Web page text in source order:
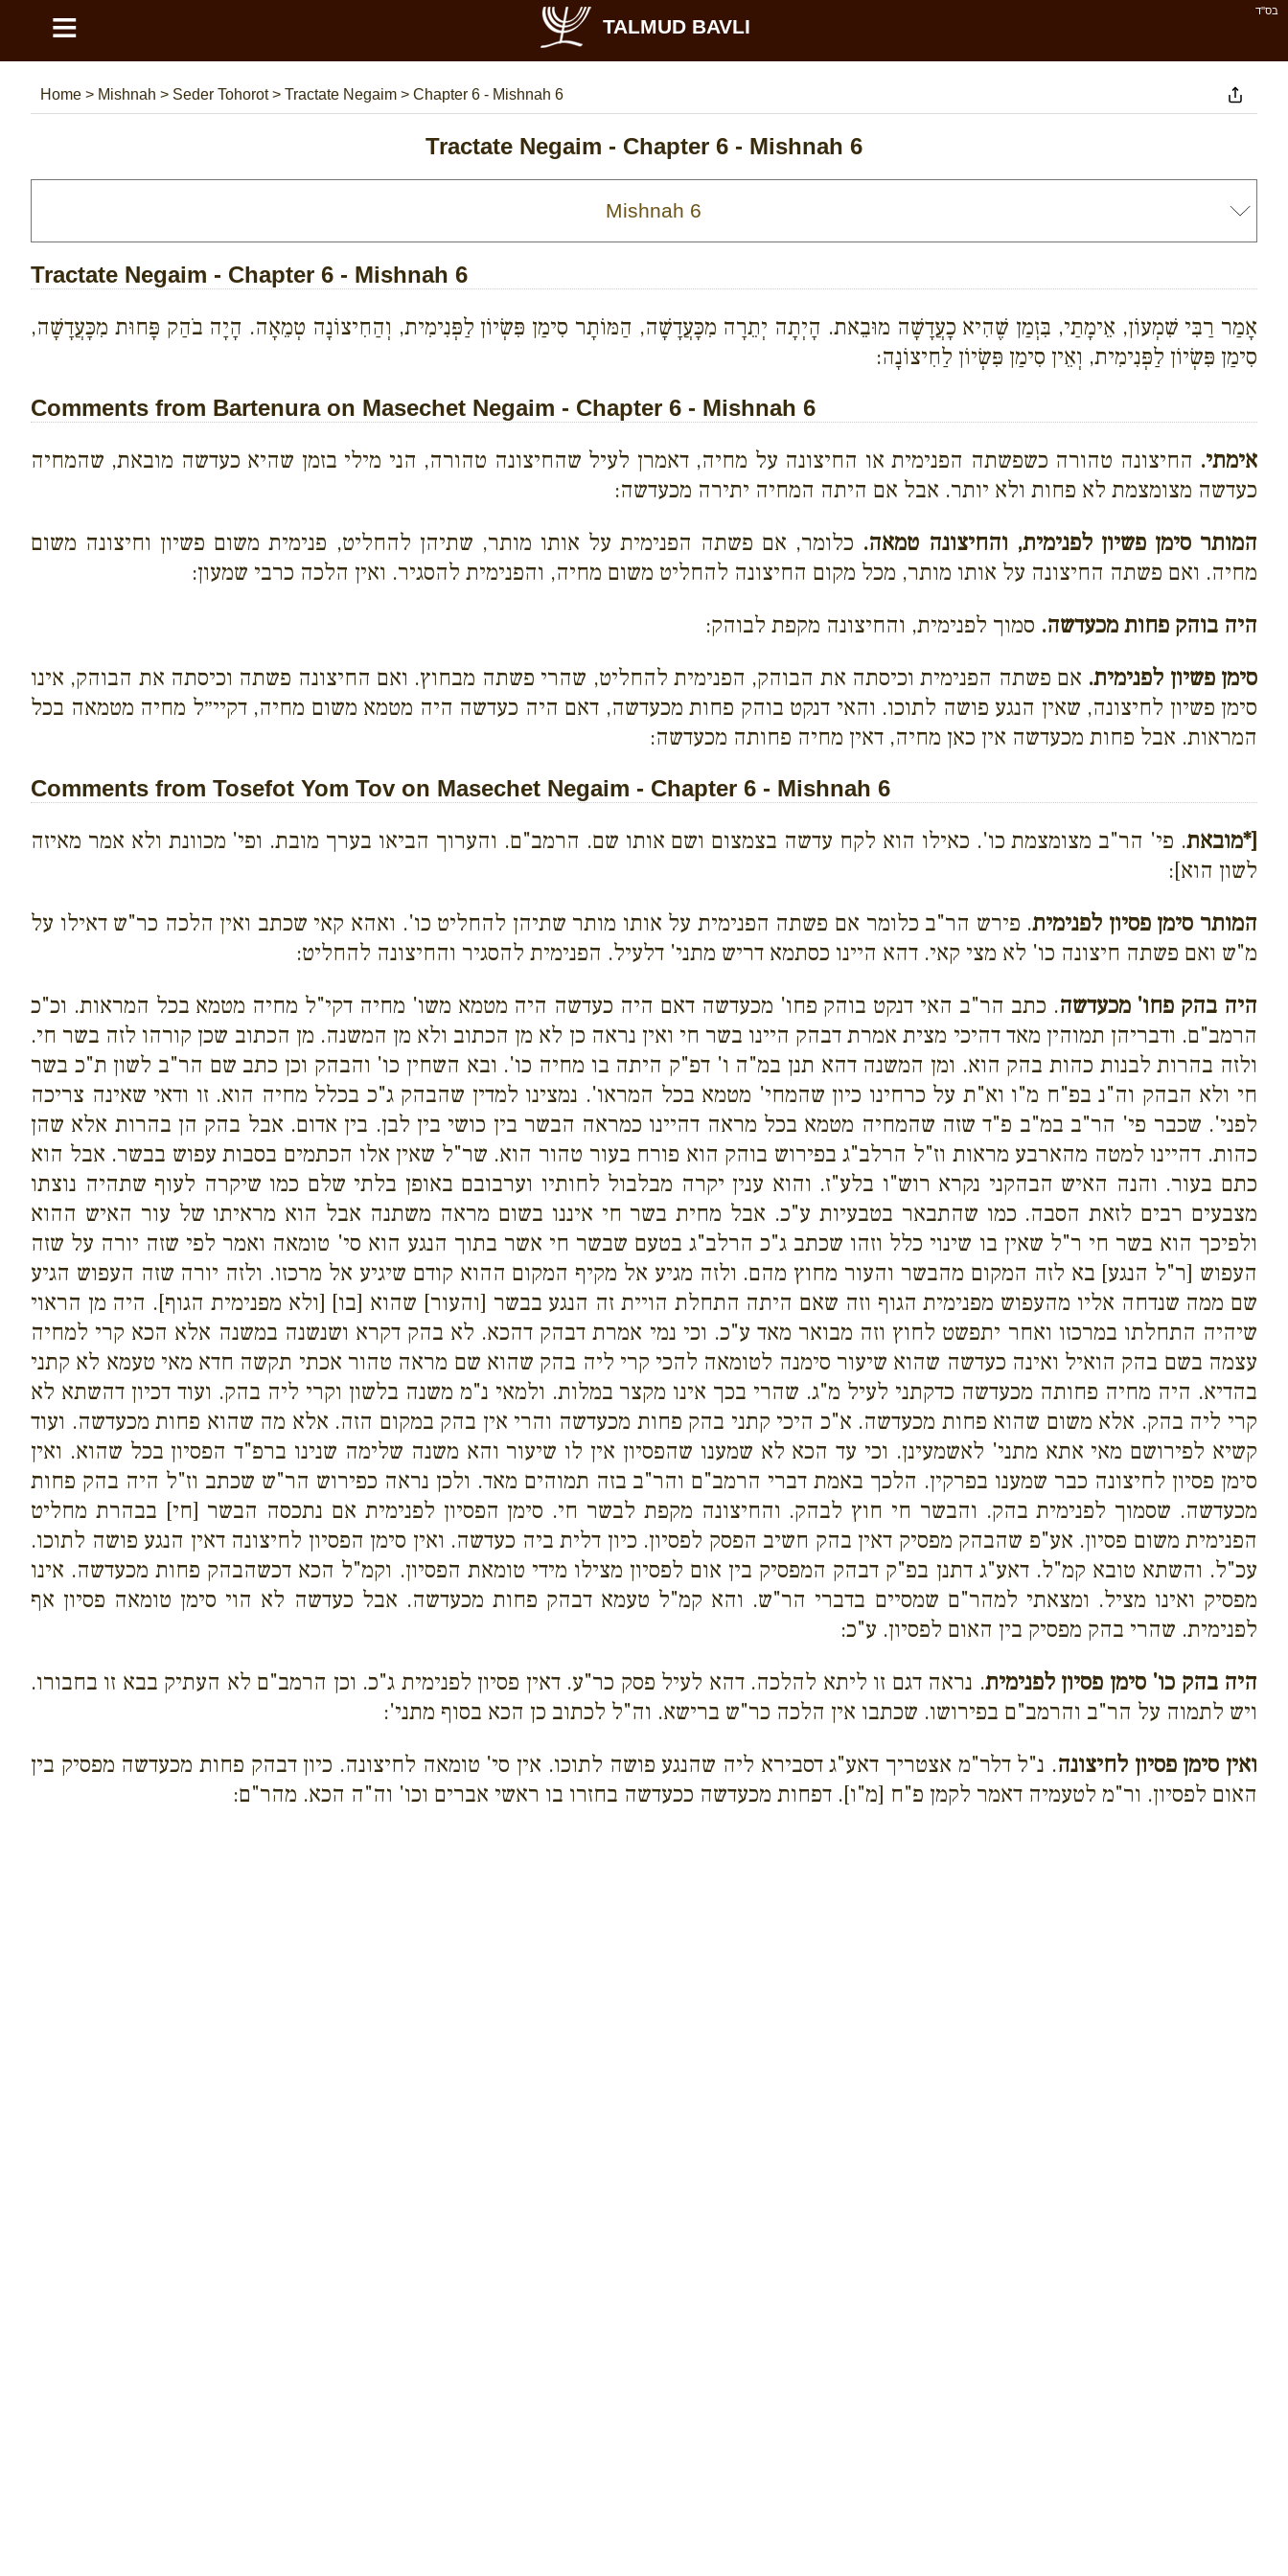
בס''ד ≡ TALMUD BAVLI
Home > Mishnah > Seder Tohorot> Tractate Negaim > Chapter 6 - Mishnah 6
Tractate Negaim - Chapter 6 - Mishnah 6
Tractate Negaim - Chapter 6 - Mishnah 6
אָמַר רַבִּי שִׁמְעוֹן, אֵימָתַי, בִּזְמַן שֶׁהִיא כָעֲדָשָׁה מוּבֵאת. הָיְתָה יְתֵרָה מִכָּעֲדָשָׁה, הַמּוֹתָר סִימַן פִּשְׂיוֹן לַפְּנִימִית, וְהַחִיצוֹנָה טְמֵאָה. הָיָה בֹהַק פָּחוּת מִכָּעֲדָשָׁה,
סִימַן פִּשְׂיוֹן לַפְּנִימִית, וְאֵין סִימַן פִּשְׂיוֹן לַחִיצוֹנָה:
Comments from Bartenura on Masechet Negaim - Chapter 6 - Mishnah 6
אימתי. החיצונה טהורה כשפשתה הפנימית או החיצונה על מחיה, דאמרן לעיל שהחיצונה טהורה, הני מילי בזמן שהיא כעדשה מובאת, שהמחיה
כעדשה מצומצמת לא פחות ולא יותר. אבל אם היתה המחיה יתירה מכעדשה:
המותר סימן פשיון לפנימית, והחיצונה טמאה. כלומר, אם פשתה הפנימית על אותו מותר, שתיהן להחליט, פנימית משום פשיון וחיצונה משום
מחיה. ואם פשתה החיצונה על אותו מותר, מכל מקום החיצונה להחליט משום מחיה, והפנימית להסגיר. ואין הלכה כרבי שמעון:
היה בוהק פחות מכעדשה. סמוך לפנימית, והחיצונה מקפת לבוהק:
סימן פשיון לפנימית. אם פשתה הפנימית וכיסתה את הבוהק, הפנימית להחליט, שהרי פשתה מבחוץ. ואם החיצונה פשתה וכיסתה את הבוהק, אינו
סימן פשיון לחיצונה, שאין הנגע פושה לתוכו. והאי דנקט בוהק פחות מכעדשה, דאם היה כעדשה היה מטמא משום מחיה, דקיי״ל מחיה מטמאה בכל
המראות. אבל פחות מכעדשה אין כאן מחיה, דאין מחיה פחותה מכעדשה:
Comments from Tosefot Yom Tov on Masechet Negaim - Chapter 6 - Mishnah 6
[*מובאת. פי' הר"ב מצומצמת כו'. כאילו הוא לקח עדשה בצמצום ושם אותו שם. הרמב"ם. והערוך הביאו בערך מובת. ופי' מכוונת ולא אמר מאיזה
לשון הוא]:
המותר סימן פסיון לפנימית. פירש הר"ב כלומר אם פשתה הפנימית על אותו מותר שתיהן להחליט כו'. ואהא קאי שכתב ואין הלכה כר"ש דאילו על
מ"ש ואם פשתה חיצונה כו' לא מצי קאי. דהא היינו כסתמא דריש מתני' דלעיל. הפנימית להסגיר והחיצונה להחליט:
היה בהק פחו' מכעדשה. כתב הר"ב האי דנקט בוהק פחו' מכעדשה דאם היה כעדשה היה מטמא משו' מחיה דקי"ל מחיה מטמא בכל המראות. וכ"כ
הרמב"ם. ודבריהן תמוהין מאד דהיכי מצית אמרת דבהק היינו בשר חי ואין נראה כן לא מן הכתוב ולא מן המשנה. מן הכתוב שכן קורהו לזה בשר חי.
ולזה בהרות לבנות כהות בהק הוא. ומן המשנה דהא תנן במ"ה ו' דפ"ק היתה בו מחיה כו'. ובא השחין כו' והבהק וכן כתב שם הר"ב לשון ת"כ בשר
חי ולא הבהק וה"נ בפ"ח מ"ו וא"ת על כרחינו כיון שהמחי' מטמא בכל המראו'. נמצינו למדין שהבהק ג"כ בכלל מחיה הוא. זו ודאי שאינה צריכה
לפני'. שכבר פי' הר"ב במ"ב פ"ד שזה שהמחיה מטמא בכל מראה דהיינו כמראה הבשר בין כושי בין לבן. בין אדום. אבל בהק הן בהרות אלא שהן
כהות. דהיינו למטה מהארבע מראות וז"ל הרלב"ג בפירוש בוהק הוא פורח בעור טהור הוא. שר"ל שאין אלו הכתמים בסבות עפוש בבשר. אבל הוא
כתם בעור. והנה האיש הבהקני נקרא רוש"ו בלע"ז. והוא ענין יקרה מבלבול לחותיו וערבובם באופן בלתי שלם כמו שיקרה לעוף שתהיה נוצתו
מצבעים רבים לזאת הסבה. כמו שהתבאר בטבעיות ע"כ. אבל מחית בשר חי איננו בשום מראה משתנה אבל הוא מראיתו של עור האיש ההוא
ולפיכך הוא בשר חי ר"ל שאין בו שינוי כלל וזהו שכתב ג"כ הרלב"ג בטעם שבשר חי אשר בתוך הנגע הוא סי' טומאה ואמר לפי שזה יורה על שזה
העפוש [ר"ל הנגע] בא לזה המקום מהבשר והעור מחוץ מהם. ולזה מגיע אל מקיף המקום ההוא קודם שיגיע אל מרכזו. ולזה יורה שזה העפוש הגיע
שם ממה שנדחה אליו מהעפוש מפנימית הגוף וזה שאם היתה התחלת הויית זה הנגע בבשר [והעור] שהוא [בו] [ולא מפנימית הגוף]. היה מן הראוי
שיהיה התחלתו במרכזו ואחר יתפשט לחוץ וזה מבואר מאד ע"כ. וכי נמי אמרת דבהק דהכא. לא בהק דקרא ושנשנה במשנה אלא הכא קרי למחיה
עצמה בשם בהק הואיל ואינה כעדשה שהוא שיעור סימנה לטומאה להכי קרי ליה בהק שהוא שם מראה טהור אכתי תקשה חדא מאי טעמא לא קתני
בהדיא. היה מחיה פחותה מכעדשה כדקתני לעיל מ"ג. שהרי בכך אינו מקצר במלות. ולמאי נ"מ משנה בלשון וקרי ליה בהק. ועוד דכיון דהשתא לא
קרי ליה בהק. אלא משום שהוא פחות מכעדשה. א"כ היכי קתני בהק פחות מכעדשה והרי אין בהק במקום הזה. אלא מה שהוא פחות מכעדשה. ועוד
קשיא לפירושם מאי אתא מתני' לאשמעינן. וכי עד הכא לא שמענו שהפסיון אין לו שיעור והא משנה שלימה שנינו ברפ"ד הפסיון בכל שהוא. ואין
סימן פסיון לחיצונה כבר שמענו בפרקין. הלכך באמת דברי הרמב"ם והר"ב בזה תמוהים מאד. ולכן נראה כפירוש הר"ש שכתב וז"ל היה בהק פחות
מכעדשה. שסמוך לפנימית בהק. והבשר חי חוץ לבהק. והחיצונה מקפת לבשר חי. סימן הפסיון לפנימית אם נתכסה הבשר [חי] בבהרת מחליט
הפנימית משום פסיון. אע"פ שהבהק מפסיק דאין בהק חשיב הפסק לפסיון. כיון דלית ביה כעדשה. ואין סימן הפסיון לחיצונה דאין הנגע פושה לתוכו.
עכ"ל. והשתא טובא קמ"ל. דאע"ג דתנן בפ"ק דבהק המפסיק בין אום לפסיון מצילו מידי טומאת הפסיון. וקמ"ל הכא דכשהבהק פחות מכעדשה. אינו
מפסיק ואינו מציל. ומצאתי למהר"ם שמסיים בדברי הר"ש. והא קמ"ל טעמא דבהק פחות מכעדשה. אבל כעדשה לא הוי סימן טומאה פסיון אף
לפנימית. שהרי בהק מפסיק בין האום לפסיון. ע"כ:
היה בהק כו' סימן פסיון לפנימית. נראה דגם זו ליתא להלכה. דהא לעיל פסק כר"ע. דאין פסיון לפנימית ג"כ. וכן הרמב"ם לא העתיק בבא זו בחבורו.
ויש לתמוה על הר"ב והרמב"ם בפירושו. שכתבו אין הלכה כר"ש ברישא. וה"ל לכתוב כן הכא בסוף מתני':
ואין סימן פסיון לחיצונה. נ"ל דלר"מ אצטריך דאע"ג דסבירא ליה שהנגע פושה לתוכו. אין סי' טומאה לחיצונה. כיון דבהק פחות מכעדשה מפסיק בין
האום לפסיון. ור"מ לטעמיה דאמר לקמן פ"ח [מ"ו]. דפחות מכעדשה ככעדשה בחזרו בו ראשי אברים וכו' וה"ה הכא. מהר"ם: